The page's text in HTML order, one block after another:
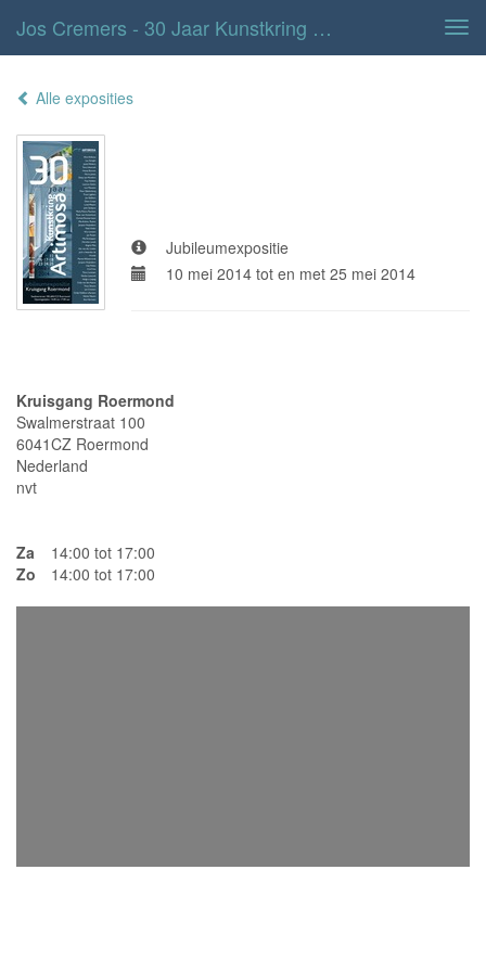
Jos Cremers - 30 Jaar Kunstkring Artimosa
Alle exposities
Jubileumexpositie
10 mei 2014 tot en met 25 mei 2014
Kruisgang Roermond
Swalmerstraat 100
6041CZ Roermond
Nederland
nvt
Za
14:00 tot 17:00
Zo
14:00 tot 17:00